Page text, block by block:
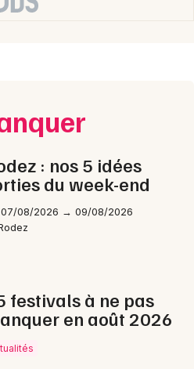
: nos 5 idées
du week-end
07/08/2026 → 09/08/2026
festivals à ne pas
en août 2026